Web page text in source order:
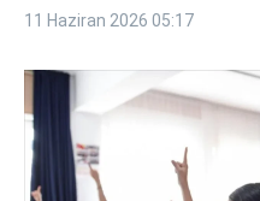
11 Haziran 2026 05:17